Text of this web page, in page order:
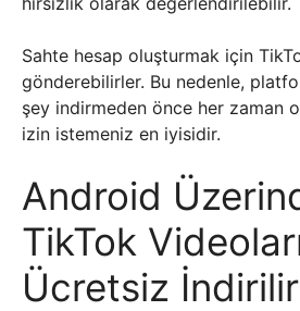
Sahte hesap oluşturmak için
gönderebilirler. Bu nedenle,
şey indirmeden önce her zaman
izin istemeniz en iyisidir.
Android
TikTok
Ücretsiz İndirilir